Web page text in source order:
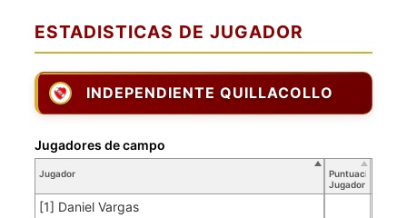
ESTADISTICAS DE JUGADOR
INDEPENDIENTE QUILLACOLLO
Jugador
Puntuación
Jugador
[1] Daniel Vargas
Jugadores de campo